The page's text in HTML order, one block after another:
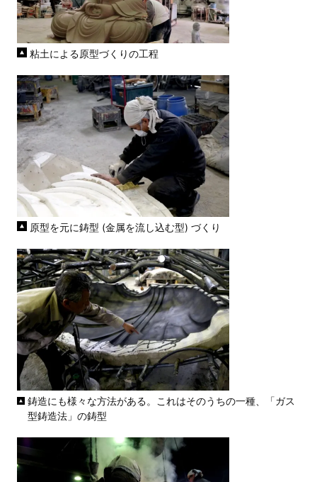
粘土による原型づくりの工程
原型を元に鋳型 (金属を流し込む型) づくり
鋳造にも様々な方法がある。これはそのうちの一種、「ガス
型鋳造法」の鋳型